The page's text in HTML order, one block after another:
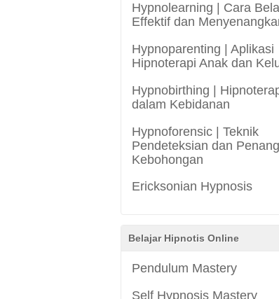
Hypnolearning | Cara
Effektif dan
Hypnoparenting | Aplikasi
Hipnoterapi Anak dan
Hypnobirthing |
dalam Kebidanan
Hypnoforensic | Teknik
Pendeteksian dan
Kebohongan
Ericksonian Hypnosis
Belajar Hipnotis Online
Pendulum Mastery
Self Hypnosis Mastery